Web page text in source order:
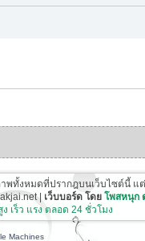
ทั้งหมดที่ปรากฎบนเว็บไซต์นี้ แ
| เว็บบอร์ด โดย โพสหนุก
เร็ว แรง ตลอด 24 ชั่วโมง
Machines